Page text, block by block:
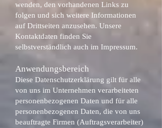
wenden, den vorhandenen Links zu
folgen und sich weitere Informationen
auf Drittseiten anzusehen. Unsere
Kontaktdaten finden Sie
selbstverständlich auch im Impressum.
Anwendungsbereich
Diese Datenschutzerklärung gilt für alle
von uns im Unternehmen verarbeiteten
personenbezogenen Daten und für alle
personenbezogenen Daten, die von uns
beauftragte Firmen (Auftragsverarbeiter)